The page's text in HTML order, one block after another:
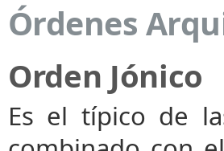
Órdenes
Orden Jónico
Es el típico de